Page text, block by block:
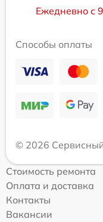
Ежедневно с
Способы оплаты
© 2026
Стоимость ремонта
Оплата и доставка
Контакты
Вакансии